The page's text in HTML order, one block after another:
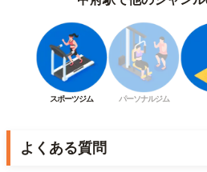
スポーツジム パーソナルジム
よくある質問